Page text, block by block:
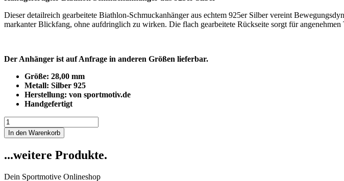
Dieser detailreich gearbeitete Biathlon-Schmuckanhänger aus echtem 925er Silber vereint
markanter Blickfang, ohne aufdringlich zu wirken. Die flach gearbeitete Rückseite sorgt für
Der Anhänger ist auf Anfrage in anderen Größen lieferbar.
Größe: 28,00 mm
Metall: Silber 925
Herstellung: von sportmotiv.de
Handgefertigt
Biathlet
01
Menge
In den Warenkorb
...weitere Produkte.
Dein Sportmotive Onlineshop